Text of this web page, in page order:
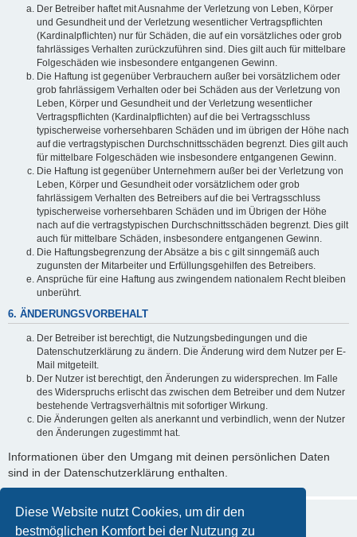
Diese Website nutzt Cookies, um dir den
bestmöglichen Komfort bei der Nutzung zu
Der Betreiber haftet mit Ausnahme der Verletzung von Leben, Körper
und Gesundheit und der Verletzung wesentlicher Vertragspflichten
(Kardinalpflichten) nur für Schäden, die auf ein vorsätzliches oder grob
fahrlässiges Verhalten zurückzuführen sind. Dies gilt auch für mittelbare
Folgeschäden wie insbesondere entgangenen Gewinn.
Die Haftung ist gegenüber Verbrauchern außer bei vorsätzlichem oder
grob fahrlässigem Verhalten oder bei Schäden aus der Verletzung von
Leben, Körper und Gesundheit und der Verletzung wesentlicher
Vertragspflichten (Kardinalpflichten) auf die bei Vertragsschluss
typischerweise vorhersehbaren Schäden und im übrigen der Höhe nach
auf die vertragstypischen Durchschnittsschäden begrenzt. Dies gilt auch
für mittelbare Folgeschäden wie insbesondere entgangenen Gewinn.
Die Haftung ist gegenüber Unternehmern außer bei der Verletzung von
Leben, Körper und Gesundheit oder vorsätzlichem oder grob
fahrlässigem Verhalten des Betreibers auf die bei Vertragsschluss
typischerweise vorhersehbaren Schäden und im Übrigen der Höhe
nach auf die vertragstypischen Durchschnittsschäden begrenzt. Dies gilt
auch für mittelbare Schäden, insbesondere entgangenen Gewinn.
Die Haftungsbegrenzung der Absätze a bis c gilt sinngemäß auch
zugunsten der Mitarbeiter und Erfüllungsgehilfen des Betreibers.
Ansprüche für eine Haftung aus zwingendem nationalem Recht bleiben
unberührt.
6. ÄNDERUNGSVORBEHALT
Der Betreiber ist berechtigt, die Nutzungsbedingungen und die
Datenschutzerklärung zu ändern. Die Änderung wird dem Nutzer per E-
Mail mitgeteilt.
Der Nutzer ist berechtigt, den Änderungen zu widersprechen. Im Falle
des Widerspruchs erlischt das zwischen dem Betreiber und dem Nutzer
bestehende Vertragsverhältnis mit sofortiger Wirkung.
Die Änderungen gelten als anerkannt und verbindlich, wenn der Nutzer
den Änderungen zugestimmt hat.
Informationen über den Umgang mit deinen persönlichen Daten
sind in der Datenschutzerklärung enthalten.